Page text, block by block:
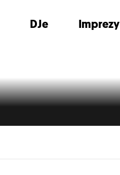
DJe Imprezy